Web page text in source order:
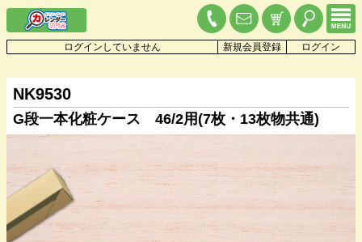
ログインしていません 新規会員登録 ログイン
NK9530
G段一本化粧ケース 46/2用(7枚・13枚物共通)